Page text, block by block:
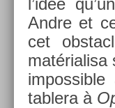
l’idée
Andre et
cet
matérialisa
tablera à